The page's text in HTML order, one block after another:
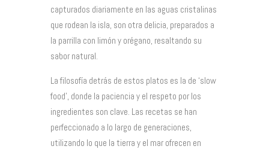
capturados diariamente en las aguas cristalinas
que rodean la isla, son otra delicia, preparados a
la parrilla con limón y orégano, resaltando su
sabor natural.
La filosofía detrás de estos platos es la de ‘slow
food’, donde la paciencia y el respeto por los
ingredientes son clave. Las recetas se han
perfeccionado a lo largo de generaciones,
utilizando lo que la tierra y el mar ofrecen en